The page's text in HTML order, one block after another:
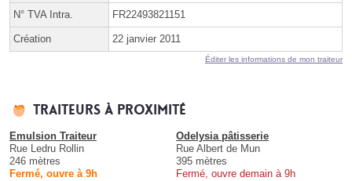
N° TVA Intra. FR22493821151
Création 22 janvier 2011
Éditer les informations de mon traiteur
Traiteurs à proximité
Emulsion Traiteur
Rue Ledru Rollin
246 mètres
Fermé, ouvre à 9h
Odelysia pâtisserie
Rue Albert de Mun
395 mètres
Fermé, ouvre demain à 9h